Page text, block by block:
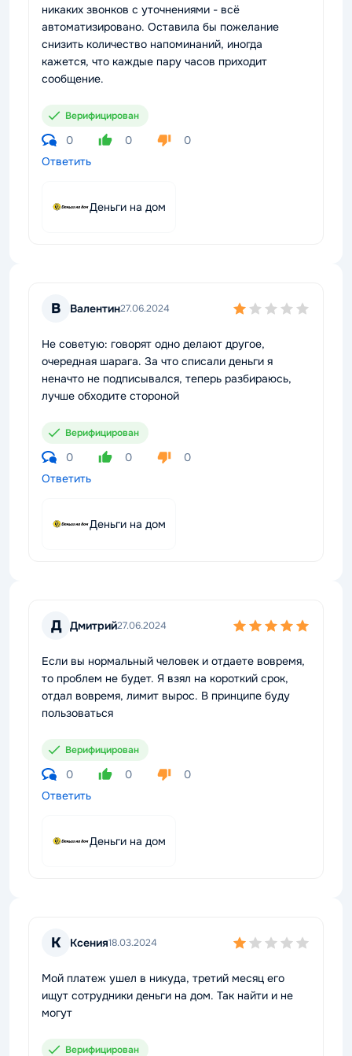
никаких звонков с уточнениями - всё
автоматизировано. Оставила бы пожелание
снизить количество напоминаний, иногда
кажется, что каждые пару часов приходит
сообщение.
Верифицирован
0 0
0
Ответить
Деньги на дом
В Валентин27.06.2024
Не советую: говорят одно делают другое,
очередная шарага. За что списали деньги я
неначто не подписывался, теперь разбираюсь,
лучше обходите стороной
Верифицирован
0 0
0
Ответить
Деньги на дом
Д Дмитрий27.06.2024
Если вы нормальный человек и отдаете вовремя,
то проблем не будет. Я взял на короткий срок,
отдал вовремя, лимит вырос. В принципе буду
пользоваться
Верифицирован
0 0
0
Ответить
Деньги на дом
К Ксения18.03.2024
Мой платеж ушел в никуда, третий месяц его
ищут сотрудники деньги на дом. Так найти и не
могут
Верифицирован